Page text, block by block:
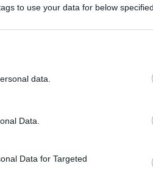
to use your data for below
data.
Data.
Data for Targeted